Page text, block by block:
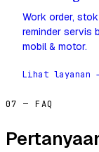
Work order,
reminder servis
mobil & motor.
Lihat layanan
07 — FAQ